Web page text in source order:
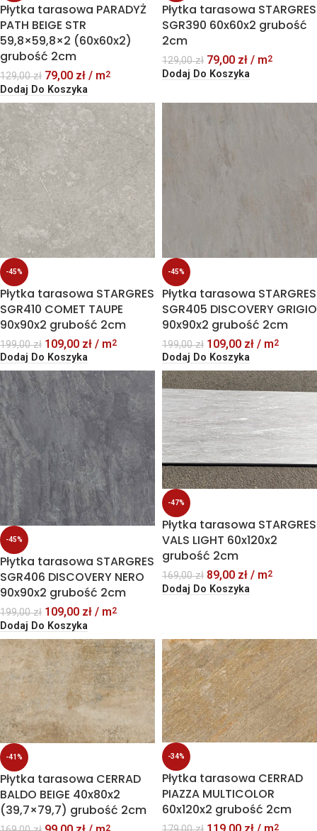
Płytka tarasowa PARADYŻ
PATH BEIGE STR
59,8×59,8×2 (60x60x2)
grubość 2cm
129,00zł 79,00 zł / m2
Dodaj Do Koszyka
Płytka tarasowa STARGRES
SGR390 60x60x2 grubość
2cm
129,00zł 79,00 zł / m2
Dodaj Do Koszyka
-45%
Płytka tarasowa STARGRES
SGR410 COMET TAUPE
90x90x2 grubość 2cm
199,00zł 109,00 zł / m2
Dodaj Do Koszyka
-45%
Płytka tarasowa STARGRES
SGR405 DISCOVERY GRIGIO
90x90x2 grubość 2cm
199,00zł 109,00 zł / m2
Dodaj Do Koszyka
-45%
Płytka tarasowa STARGRES
SGR406 DISCOVERY NERO
90x90x2 grubość 2cm
199,00zł 109,00 zł / m2
Dodaj Do Koszyka
-47%
Płytka tarasowa STARGRES
VALS LIGHT 60x120x2
grubość 2cm
169,00zł 89,00 zł / m2
Dodaj Do Koszyka
-41%
Płytka tarasowa CERRAD
BALDO BEIGE 40x80x2
(39,7×79,7) grubość 2cm
2
-34%
Płytka tarasowa CERRAD
PIAZZA MULTICOLOR
60x120x2 grubość 2cm
119,00 zł / m2